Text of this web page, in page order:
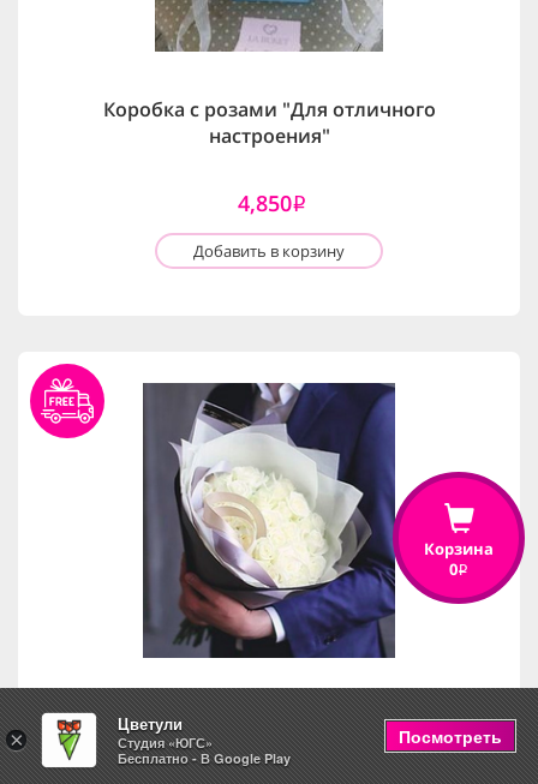
Коробка с розами "Для отличного
настроения"
4,850i
Добавить в корзину
25 белых роз
Корзина
0i
×
Цветули
Студия «ЮГС»
Бесплатно - В Google Play
Посмотреть